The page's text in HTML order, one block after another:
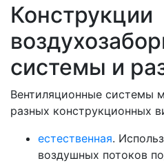
Конструкции
системы и
Вентиляционные системы
разных конструкционных
естественная.
воздушных потоков